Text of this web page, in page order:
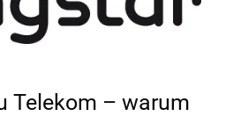
Telekom – warum